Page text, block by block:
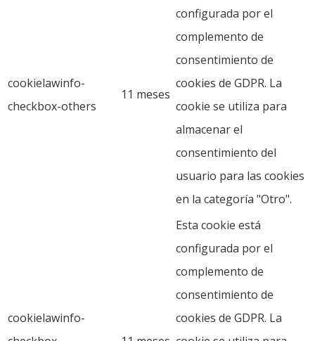
cookielawinfo-
checkbox-others
11 meses
configurada por el
complemento de
consentimiento de
cookies de GDPR. La
cookie se utiliza para
almacenar el
consentimiento del
usuario para las cookies
en la categoría "Otro".
cookielawinfo-
Esta cookie está
configurada por el
complemento de
consentimiento de
cookies de GDPR. La